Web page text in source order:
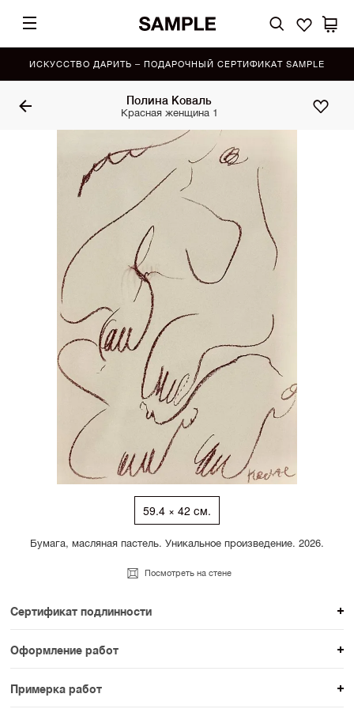
ИСКУССТВО ДАРИТЬ – ПОДАРОЧНЫЙ СЕРТИФИКАТ SAMPLE
Полина Коваль
Красная женщина 1
59.4 × 42 см.
Бумага, масляная пастель. Уникальное произведение. 2026.
Посмотреть на стене
Сертификат подлинности
К каждому авторскому произведению мы
прикладываем сертификат подлинности. Для товаров
раздела SAMPLE СЕРИЯ сертификаты не
Оформление работ
При покупке произведения вы можете выбрать и
оплатить вариант оформления. На сайте доступен
Примерка работ